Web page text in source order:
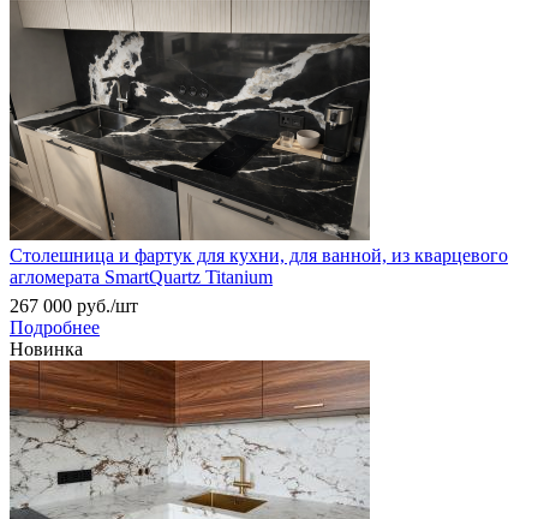
Столешница и фартук для кухни, для ванной, из кварцевого
агломерата SmartQuartz Titanium
267 000 руб./шт
Подробнее
Новинка